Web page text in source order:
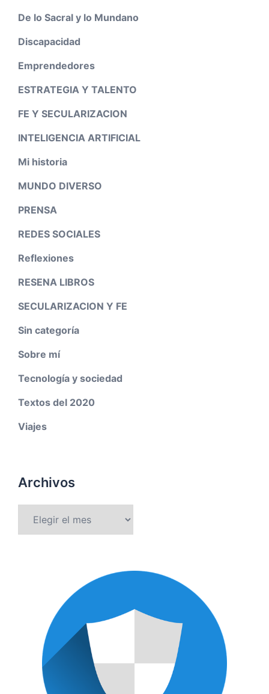
De lo Sacral y lo Mundano
Discapacidad
Emprendedores
ESTRATEGIA Y TALENTO
FE Y SECULARIZACION
INTELIGENCIA ARTIFICIAL
Mi historia
MUNDO DIVERSO
PRENSA
REDES SOCIALES
Reflexiones
RESENA LIBROS
SECULARIZACION Y FE
Sin categoría
Sobre mí
Tecnología y sociedad
Textos del 2020
Viajes
Archivos